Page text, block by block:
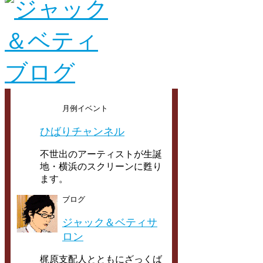
月例イベント
ひばりチャンネル
不世出のアーティストが生誕
地・横浜のスクリーンに甦り
ます。
ブログ
ジャック＆ベティサ
ロン
梶原支配人とともにざっくば